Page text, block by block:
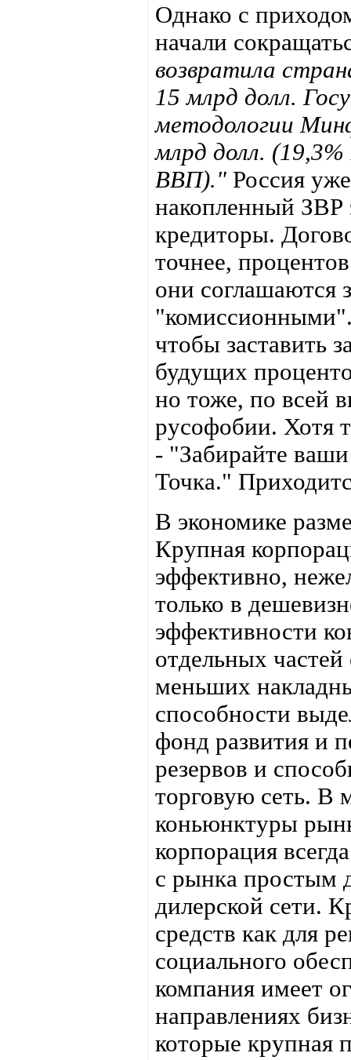
Однако с
начали
возвратила
15 млрд долл.
методологии
млрд долл.
ВВП)." Россия
накопленный ЗВР
кредиторы.
точнее,
они соглашаются
чтобы заставить
будущих
но тоже, по всей
русофобии. Хотя
- "Забирайте
Точка."
В экономике
Крупная
эффективно,
только в
эффективности
отдельных
меньших
способности
фонд развития и
резервов и
торговую сеть. В
коньюнктуры
корпорация
с рынка простым
дилерской сети.
средств как для
социального
компания имеет
направлениях
которые крупная